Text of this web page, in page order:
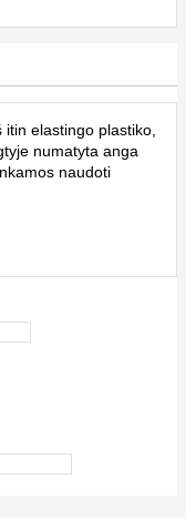
elastingo plastiko,
numatyta anga
naudoti